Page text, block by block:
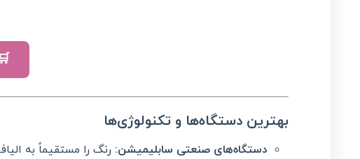
بهترین دستگاه‌ها و تکنولوژی‌ها
دستگاه‌های صنعتی سابلیمیشن: رنگ را مستقیماً به